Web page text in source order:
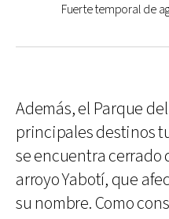
Fuerte temporal de
Además, el Parque
principales destinos
se encuentra cerrado
arroyo Yabotí, que
su nombre. Como